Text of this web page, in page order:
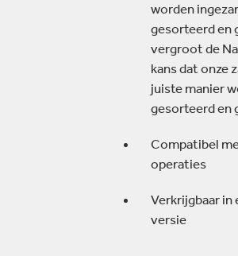
worden
gesorteerd en
vergroot de
kans dat onze
juiste manier
gesorteerd en
Compatibel
operaties
Verkrijgbaar in
versie